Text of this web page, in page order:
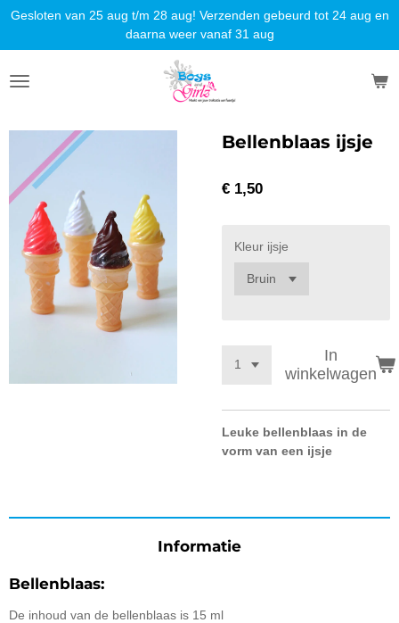
Ga
naar
de
hoofdinhoud
Gesloten van 25 aug t/m 28 aug! Verzenden gebeurd tot 24 aug en
daarna weer vanaf 31 aug
Bellenblaas ijsje
€ 1,50
Kleur ijsje
In
winkelwagen
Leuke bellenblaas in de
vorm van een ijsje
Informatie
Bellenblaas:
De inhoud van de bellenblaas is 15 ml